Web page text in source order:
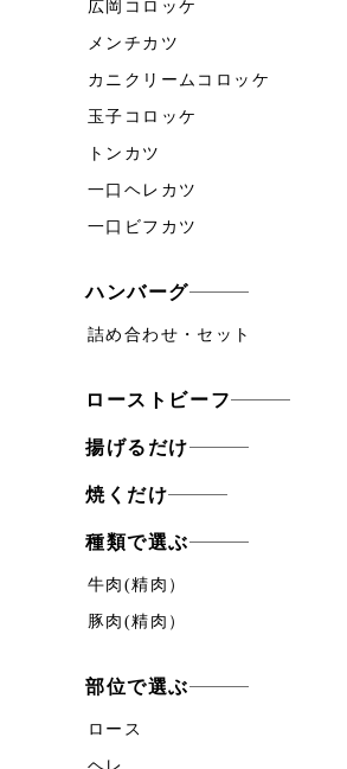
広岡コロッケ
メンチカツ
カニクリームコロッケ
玉子コロッケ
トンカツ
一口ヘレカツ
一口ビフカツ
ハンバーグ
詰め合わせ・セット
ローストビーフ
揚げるだけ
焼くだけ
種類で選ぶ
牛肉(精肉）
豚肉(精肉）
部位で選ぶ
ロース